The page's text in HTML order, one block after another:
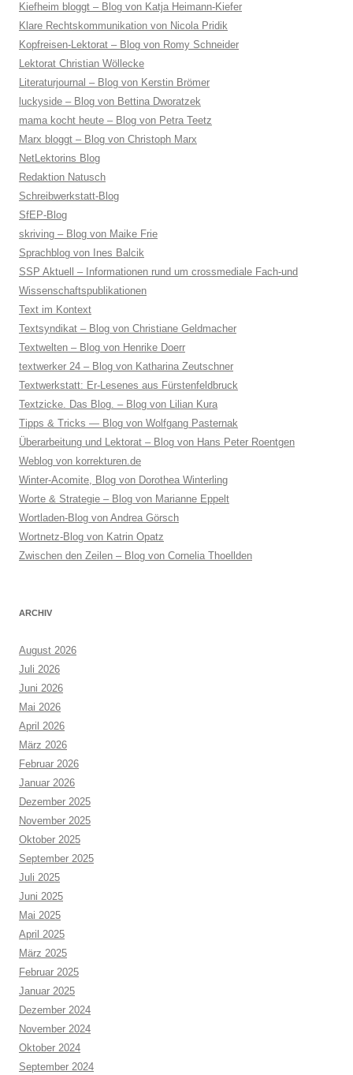
Kiefheim bloggt – Blog von Katja Heimann-Kiefer
Klare Rechtskommunikation von Nicola Pridik
Kopfreisen-Lektorat – Blog von Romy Schneider
Lektorat Christian Wöllecke
Literaturjournal – Blog von Kerstin Brömer
luckyside – Blog von Bettina Dworatzek
mama kocht heute – Blog von Petra Teetz
Marx bloggt – Blog von Christoph Marx
NetLektorins Blog
Redaktion Natusch
Schreibwerkstatt-Blog
SfEP-Blog
skriving – Blog von Maike Frie
Sprachblog von Ines Balcik
SSP Aktuell – Informationen rund um crossmediale Fach-und
Wissenschaftspublikationen
Text im Kontext
Textsyndikat – Blog von Christiane Geldmacher
Textwelten – Blog von Henrike Doerr
textwerker 24 – Blog von Katharina Zeutschner
Textwerkstatt: Er-Lesenes aus Fürstenfeldbruck
Textzicke. Das Blog. – Blog von Lilian Kura
Tipps & Tricks — Blog von Wolfgang Pasternak
Überarbeitung und Lektorat – Blog von Hans Peter Roentgen
Weblog von korrekturen.de
Winter-Acomite, Blog von Dorothea Winterling
Worte & Strategie – Blog von Marianne Eppelt
Wortladen-Blog von Andrea Görsch
Wortnetz-Blog von Katrin Opatz
Zwischen den Zeilen – Blog von Cornelia Thoellden
ARCHIV
August 2026
Juli 2026
Juni 2026
Mai 2026
April 2026
März 2026
Februar 2026
Januar 2026
Dezember 2025
November 2025
Oktober 2025
September 2025
Juli 2025
Juni 2025
Mai 2025
April 2025
März 2025
Februar 2025
Januar 2025
Dezember 2024
November 2024
Oktober 2024
September 2024